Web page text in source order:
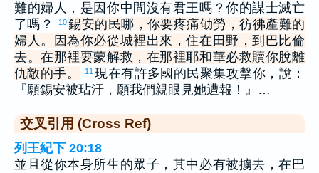
難的婦人，是因你中間沒有君王嗎？你的謀士滅亡
了嗎？
10錫安的民哪，你要疼痛劬勞，彷彿產難的
婦人。因為你必從城裡出來，住在田野，到巴比倫
去。在那裡要蒙解救，在那裡耶和華必救贖你脫離
仇敵的手。
11 現在有許多國的民聚集攻擊你，說：
『願錫安被玷汙，願我們親眼見她遭報！』…
交叉引用 (Cross Ref)
列王紀下 20:18
並且從你本身所生的眾子，其中必有被擄去，在巴